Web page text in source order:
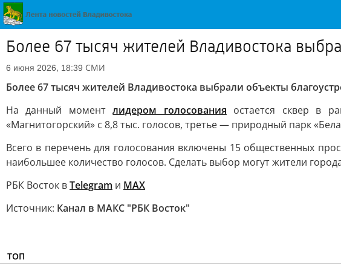
Более 67 тысяч жителей Владивостока
6 июня 2026, 18:39 СМИ
Более 67 тысяч жителей Владивостока выбрали объекты
На данный моментлидером голосования остается сквер в
«Магнитогорский» с 8,8 тыс. голосов, третье — природный парк
Всего в перечень для голосования включены 15 общественных
наибольшее количество голосов. Сделать выбор могут жители
РБК Восток вTelegram и MAX
Источник: Канал в МАКС "РБК Восток"
ТОП